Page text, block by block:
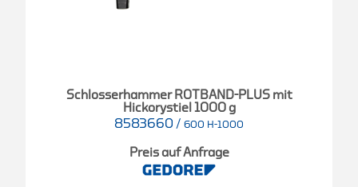
Schlosserhammer ROTBAND-PLUS mit
Hickorystiel 1000 g
8583660 / 600 H-1000
Preis auf Anfrage